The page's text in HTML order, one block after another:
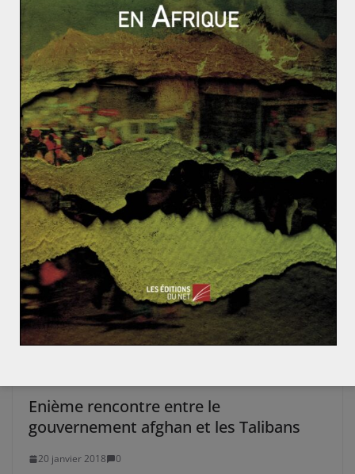
Secrétaire général et rédacteur géopolitique pour Les
Yeux du Monde, Rémy Sabathié est analyste en
stratégie internationale et en cybercriminalité. Il est
diplômé de géopolitique, de géoéconomie et
d’intelligence stratégique.
Enième rencontre entre le
gouvernement afghan et les Talibans
20 janvier 2018 0